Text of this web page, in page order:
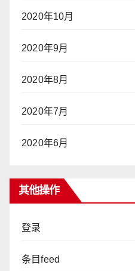
2020年10月
2020年9月
2020年8月
2020年7月
2020年6月
其他操作
登录
条目feed